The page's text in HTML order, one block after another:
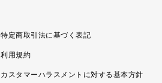
特定商取引法に基づく表記
利用規約
カスタマーハラスメントに対する基本方針